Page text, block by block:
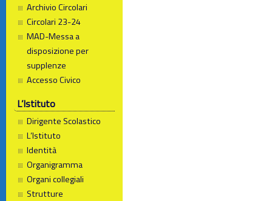
Archivio Circolari
Circolari 23-24
MAD-Messa a
disposizione per
supplenze
Accesso Civico
L’Istituto
Dirigente Scolastico
L’Istituto
Identità
Organigramma
Organi collegiali
Strutture